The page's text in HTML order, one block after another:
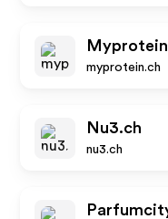
myprotein.ch
Nu3.ch
nu3.ch